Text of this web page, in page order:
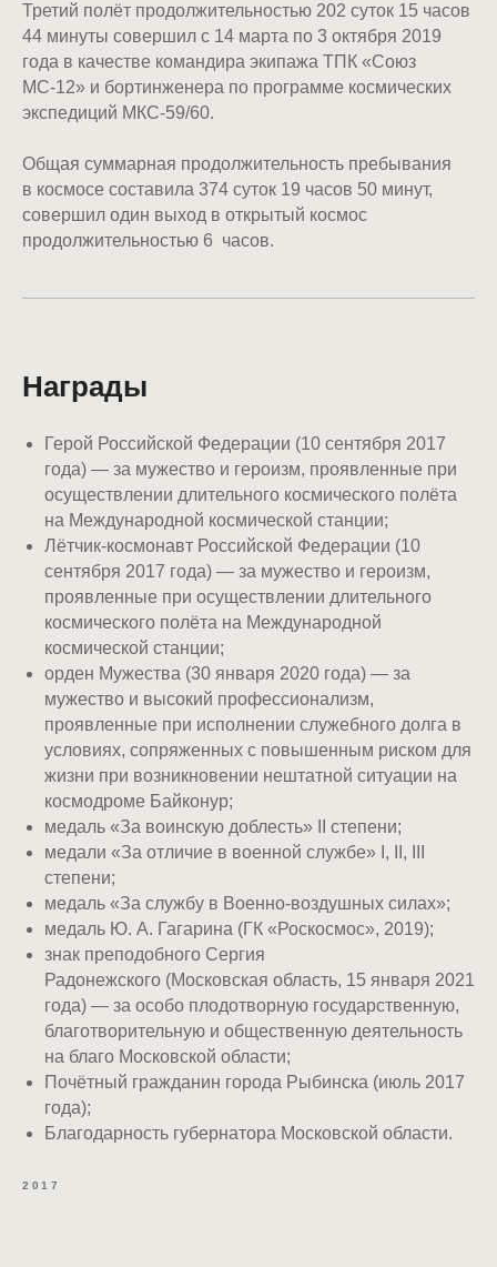
Третий полёт продолжительностью 202 суток 15 часов
44 минуты совершил с 14 марта по 3 октября 2019
года в качестве командира экипажа ТПК «Союз
МС-12» и бортинженера по программе космических
экспедиций МКС-59/60.
Общая суммарная продолжительность пребывания
в космосе составила 374 суток 19 часов 50 минут,
совершил один выход в открытый космос
продолжительностью 6 часов.
Награды
Герой Российской Федерации (10 сентября 2017
года) — за мужество и героизм, проявленные при
осуществлении длительного космического полёта
на Международной космической станции;
Лётчик-космонавт Российской Федерации (10
сентября 2017 года) — за мужество и героизм,
проявленные при осуществлении длительного
космического полёта на Международной
космической станции;
орден Мужества (30 января 2020 года) — за
мужество и высокий профессионализм,
проявленные при исполнении служебного долга в
условиях, сопряженных с повышенным риском для
жизни при возникновении нештатной ситуации на
космодроме Байконур;
медаль «За воинскую доблесть» II степени;
медали «За отличие в военной службе» I, II, III
степени;
медаль «За службу в Военно-воздушных силах»;
медаль Ю. А. Гагарина (ГК «Роскосмос», 2019);
знак преподобного Сергия
Радонежского (Московская область, 15 января 2021
года) — за особо плодотворную государственную,
благотворительную и общественную деятельность
на благо Московской области;
Почётный гражданин города Рыбинска (июль 2017
года);
Благодарность губернатора Московской области.
2017